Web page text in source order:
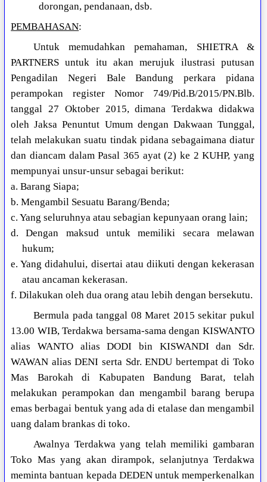
dorongan, pendanaan, dsb.
PEMBAHASAN:
Untuk memudahkan pemahaman, SHIETRA &
PARTNERS untuk itu akan merujuk ilustrasi putusan
Pengadilan Negeri Bale Bandung perkara pidana
perampokan register Nomor 749/Pid.B/2015/PN.Blb.
tanggal 27 Oktober 2015, dimana Terdakwa didakwa
oleh Jaksa Penuntut Umum dengan Dakwaan Tunggal,
telah melakukan suatu tindak pidana sebagaimana diatur
dan diancam dalam Pasal 365 ayat (2) ke 2 KUHP, yang
mempunyai unsur-unsur sebagai berikut:
a. Barang Siapa;
b. Mengambil Sesuatu Barang/Benda;
c. Yang seluruhnya atau sebagian kepunyaan orang lain;
d. Dengan maksud untuk memiliki secara melawan
hukum;
e. Yang didahului, disertai atau diikuti dengan kekerasan
atau ancaman kekerasan.
f. Dilakukan oleh dua orang atau lebih dengan bersekutu.
Bermula pada tanggal 08 Maret 2015 sekitar pukul
13.00 WIB, Terdakwa bersama-sama dengan KISWANTO
alias WANTO alias DODI bin KISWANDI dan Sdr.
WAWAN alias DENI serta Sdr. ENDU bertempat di Toko
Mas Barokah di Kabupaten Bandung Barat, telah
melakukan perampokan dan mengambil barang berupa
emas berbagai bentuk yang ada di etalase dan mengambil
uang dalam brankas di toko.
Awalnya Terdakwa yang telah memiliki gambaran
Toko Mas yang akan dirampok, selanjutnya Terdakwa
meminta bantuan kepada DEDEN untuk memperkenalkan